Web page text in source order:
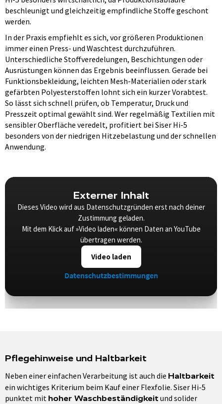
beschleunigt und gleichzeitig empfindliche Stoffe geschont
werden.
In der Praxis empfiehlt es sich, vor größeren Produktionen
immer einen Press- und Waschtest durchzuführen.
Unterschiedliche Stoffveredelungen, Beschichtungen oder
Ausrüstungen können das Ergebnis beeinflussen. Gerade bei
Funktionsbekleidung, leichten Mesh-Materialien oder stark
gefärbten Polyesterstoffen lohnt sich ein kurzer Vorabtest.
So lässt sich schnell prüfen, ob Temperatur, Druck und
Presszeit optimal gewählt sind. Wer regelmäßig Textilien mit
sensibler Oberfläche veredelt, profitiert bei Siser Hi-5
besonders von der niedrigen Hitzebelastung und der schnellen
Anwendung.
Externer Inhalt
Dieses Video wird aus Datenschutzgründen erst nach deiner
Zustimmung geladen.
Mit dem Klick auf »Video laden« können Daten an YouTube
übertragen werden.
Video laden
Datenschutzbestimmungen
Pflegehinweise und Haltbarkeit
Neben einer einfachen Verarbeitung ist auch die Haltbarkeit
ein wichtiges Kriterium beim Kauf einer Flexfolie. Siser Hi-5
punktet mit hoher Waschbeständigkeit und solider